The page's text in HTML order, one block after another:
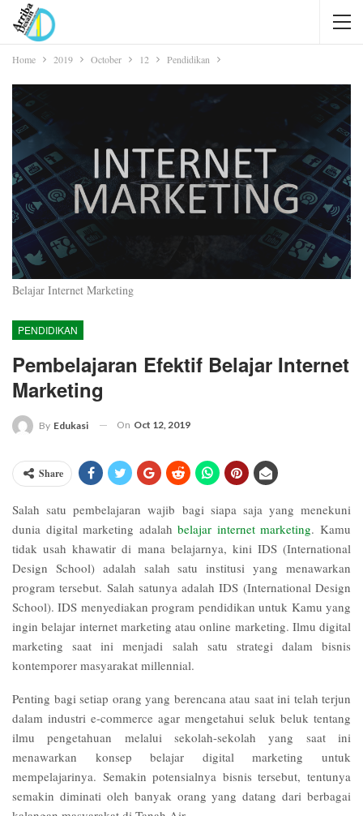
Home 2019 October 12 Pendidikan
Belajar Internet Marketing
PENDIDIKAN
Pembelajaran Efektif Belajar Internet
Marketing
By Edukasi On Oct 12, 2019
Share
Salah satu pembelajaran wajib bagi siapa saja yang menekuni
dunia digital marketing adalahbelajar internet marketing. Kamu
tidak usah khawatir di mana belajarnya, kini IDS (International
Design School) adalah salah satu institusi yang menawarkan
program tersebut. Salah satunya adalah IDS (International Design
School). IDS menyediakan program pendidikan untuk Kamu yang
ingin belajar internet marketing atau online marketing. Ilmu digital
marketing saat ini menjadi salah satu strategi dalam bisnis
kontemporer masyarakat millennial.
Penting bagi setiap orang yang berencana atau saat ini telah terjun
dalam industri e-commerce agar mengetahui seluk beluk tentang
ilmu pengetahuan melalui sekolah-sekolah yang saat ini
menawarkan konsep belajar digital marketing untuk
mempelajarinya. Semakin potensialnya bisnis tersebut, tentunya
semakin diminati oleh banyak orang yang datang dari berbagai